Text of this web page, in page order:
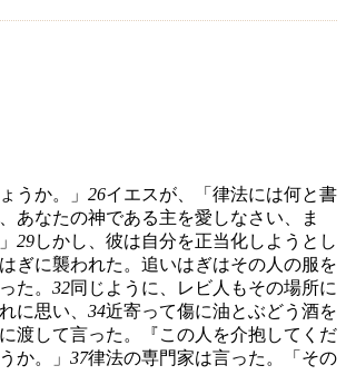
うか。」 26イエスが、「律法には何と書
あなたの神である主を愛しなさい、ま
29しかし、彼は自分を正当化しようとし
ぎに襲われた。追いはぎはその人の服を
た。 32 同じように、レビ人もその場所に
に思い、 34近寄って傷に油とぶどう酒を
渡して言った。『この人を介抱してくだ
か。」 37律法の専門家は言った。「その